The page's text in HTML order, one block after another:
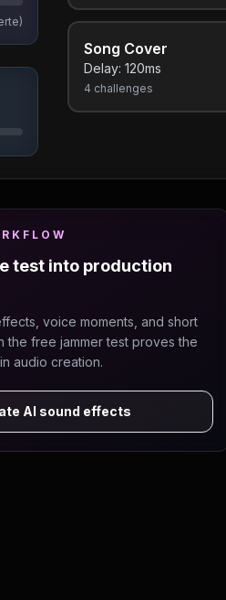
Song Cover
Delay: 120ms
4 challenges
test into production
voice moments, and short
the free jammer test proves the
audio creation.
AI sound effects